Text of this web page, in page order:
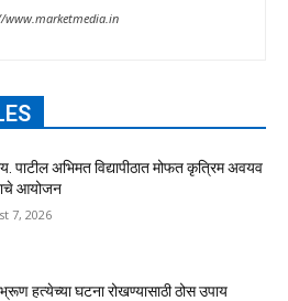
www.marketmedia.in
पाटील अभिमत विद्यापीठात मोफत कृत्रिम अवयव
आयोजन
7, 2026
हत्येच्या घटना रोखण्यासाठी ठोस उपाय